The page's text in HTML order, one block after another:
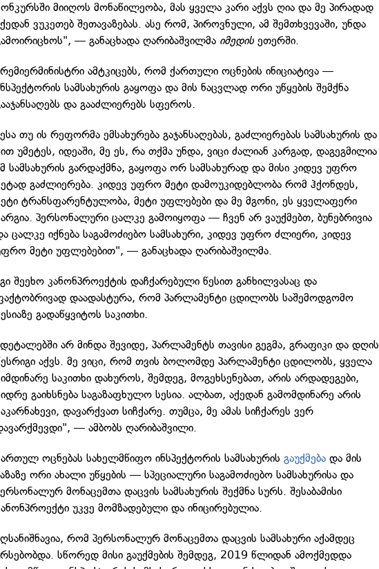
მიიღოს მონაწილეობა, მას ყველა კარი აქვს ღია და მე პირადად
ვუკეთებ შეთავაზებას. ასე რომ, პიროვნული, ამ შემთხვევაში, უნდა
— განაცხადა ღარიბაშვილმა იმედისეთერში.
ამტკიცებს, რომ ქართული ოცნების ინიციატივა —
სამსახურის გაყოფა და მის ნაცვლად ორი უწყების შემქნა
და გააძლიერებს სფეროს.
თუ ის რეფორმა ემსახურება გაჯანსაღებას, გაძლიერებას სამსახურის და
უმეტეს, იდეაში, მე ეს, რა თქმა უნდა, ვიცი ძალიან კარგად, დაგეგმილია
სამსახურის გარდაქმნა, გაყოფა ორ სამსახურად და მისი კიდევ უფრო
გაძლიერება. კიდევ უფრო მეტი დამოუკიდებლობა რომ ჰქონდეს,
ტრანსფარენტულობა, მეტი უფლებები და მე მგონი, ეს ყველაფერი
პერსონალური ცალკე გამოიყოფა — ჩვენ არ ვაუქმებთ, ბუნებრივია
ცალკე იქნება საგამოძიებო სამსახური, კიდევ უფრო ძლიერი, კიდევ
მეტი უფლებებით", — განაცხადა ღარიბაშვილმა.
შეეხო კანონპროექტის დაჩქარებული წესით განხილვასაც და
დაადასტურა, რომ პარლამენტი ცდილობს საშემოდგომო
გადაწყვიტოს საკითხი.
არ მინდა შევიდე, პარლამენტს თავისი გეგმა, გრაფიკი და დღის
აქვს. მე ვიცი, რომ თვის ბოლომდე პარლამენტი ცდილობს, ყველა
საკითხი დახუროს, შემდეგ, მოგეხსენებათ, არის არდადეგები,
გაიხსნება საგაზაფხულო სესია. ალბათ, აქედან გამომდინარე არის
დავარქვათ სიჩქარე. თუმცა, მე ამას სიჩქარეს ვერ
— ამბობს ღარიბაშვილი.
ოცნებას სახელმწიფო ინსპექტორის სამსახურისგაუქმება და მის
ორი ახალი უწყების — სპეციალური საგამოძიებო სამსახურისა და
მონაცემთა დაცვის სამსახურის შექმნა სურს. შესაბამისი
უკვე მომზადებული და ინიცირებულია.
რომ პერსონალურ მონაცემთა დაცვის სამსახური აქამდეც
სწორედ მისი გაუქმების შემდეგ, 2019 წლიდან ამოქმედდა